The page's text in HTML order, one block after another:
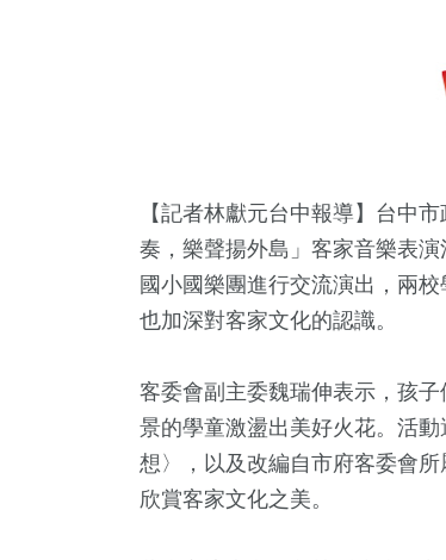
【記者林獻元台中報導】台中
奏，樂聲揚外島」客家音樂表
國小國樂團進行交流演出，兩
也加深對客家文化的認識。
客委會副主委魏瑞伸表示，孩
景的學童激盪出美好火花。活
想〉，以及改編自市府客委會
欣賞客家文化之美。